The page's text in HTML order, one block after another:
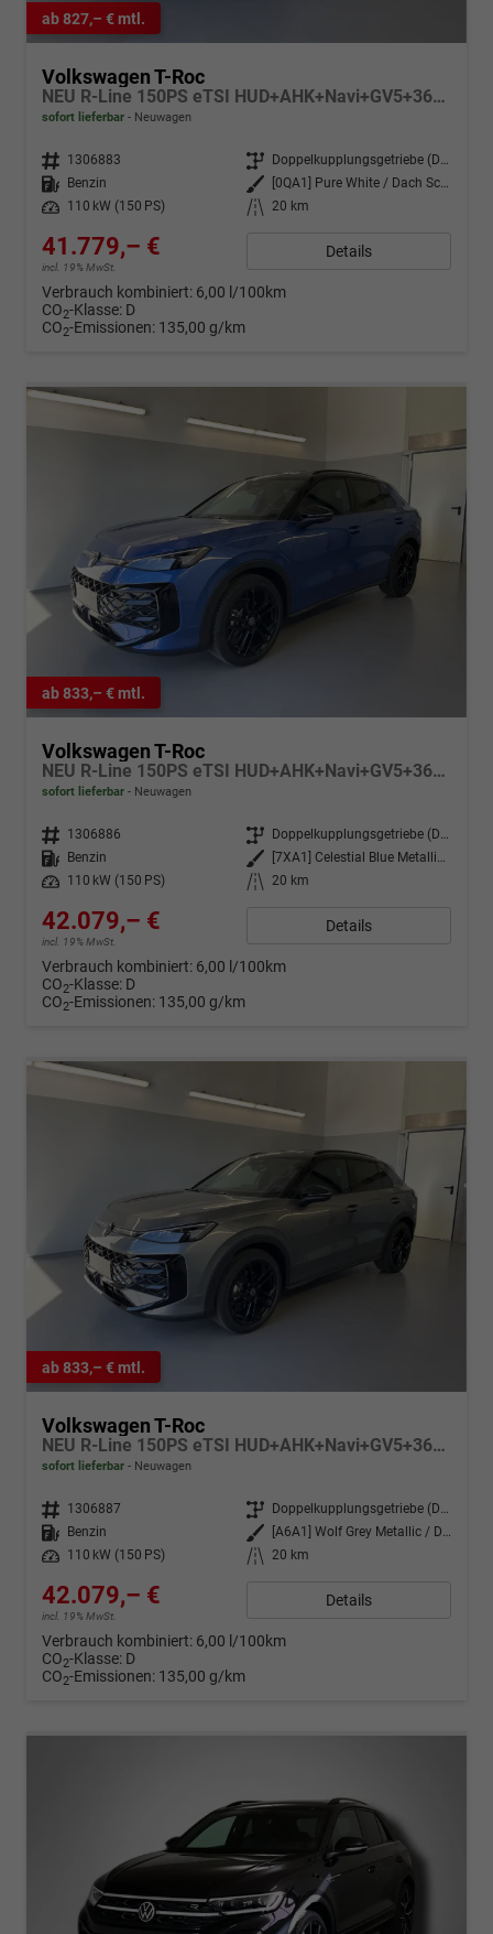
ab 827,– € mtl.
Volkswagen T-Roc
NEU R-Line 150PS eTSI HUD+AHK+Navi+GV5+360°+IQ.Light+Parklenk+eHeck+BlackStyle
sofort lieferbar Neuwagen
Fahrzeugnr. 1306883 Getriebe
Doppelkupplungsgetriebe (DSG)
Kraftstoff
Benzin Außenfarbe
[0QA1] Pure White / Dach Schwarz
Leistung
110 kW (150 PS) Kilometerstand 20 km
41.779,– €
incl. 19% MwSt.
Details
Verbrauch kombiniert: 6,00 l/100km
CO2-Klasse: D
CO2-Emissionen: 135,00 g/km
ab 833,– € mtl.
Volkswagen T-Roc
NEU R-Line 150PS eTSI HUD+AHK+Navi+GV5+360°+IQ.Light+Parklenk+eHeck+BlackStyle
sofort lieferbar Neuwagen
Fahrzeugnr. 1306886 Getriebe
Doppelkupplungsgetriebe (DSG)
Kraftstoff
Benzin Außenfarbe
[7XA1] Celestial Blue Metallic / Dach Schwarz
Leistung
110 kW (150 PS) Kilometerstand 20 km
42.079,– €
incl. 19% MwSt.
Details
Verbrauch kombiniert: 6,00 l/100km
CO2-Klasse: D
CO2-Emissionen: 135,00 g/km
ab 833,– € mtl.
Volkswagen T-Roc
NEU R-Line 150PS eTSI HUD+AHK+Navi+GV5+360°+IQ.Light+Parklenk+eHeck+BlackStyle
sofort lieferbar Neuwagen
Fahrzeugnr. 1306887 Getriebe
Doppelkupplungsgetriebe (DSG)
Kraftstoff
Benzin Außenfarbe
[A6A1] Wolf Grey Metallic / Dach Schwarz
Leistung
110 kW (150 PS) Kilometerstand 20 km
42.079,– €
incl. 19% MwSt.
Details
Verbrauch kombiniert: 6,00 l/100km
CO2-Klasse: D
CO2-Emissionen: 135,00 g/km